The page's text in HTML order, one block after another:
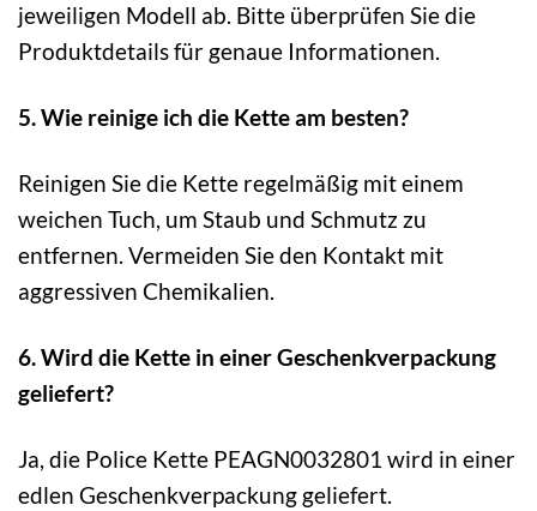
jeweiligen Modell ab. Bitte überprüfen Sie die
Produktdetails für genaue Informationen.
5. Wie reinige ich die Kette am besten?
Reinigen Sie die Kette regelmäßig mit einem
weichen Tuch, um Staub und Schmutz zu
entfernen. Vermeiden Sie den Kontakt mit
aggressiven Chemikalien.
6. Wird die Kette in einer Geschenkverpackung
geliefert?
Ja, die Police Kette PEAGN0032801 wird in einer
edlen Geschenkverpackung geliefert.